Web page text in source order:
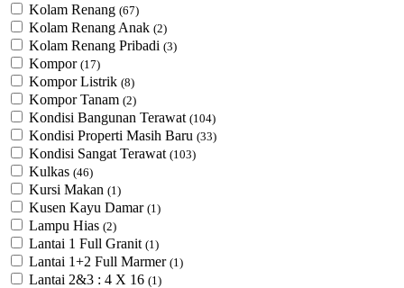
Kolam Renang (67)
Kolam Renang Anak (2)
Kolam Renang Pribadi (3)
Kompor (17)
Kompor Listrik (8)
Kompor Tanam (2)
Kondisi Bangunan Terawat (104)
Kondisi Properti Masih Baru (33)
Kondisi Sangat Terawat (103)
Kulkas (46)
Kursi Makan (1)
Kusen Kayu Damar (1)
Lampu Hias (2)
Lantai 1 Full Granit (1)
Lantai 1+2 Full Marmer (1)
Lantai 2&3 : 4 X 16 (1)